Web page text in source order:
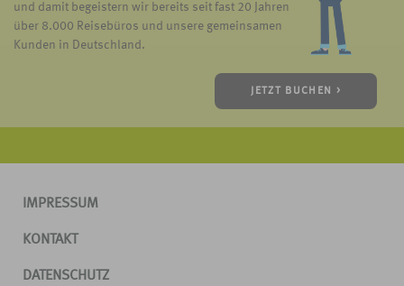
und damit begeistern wir bereits seit fast 20 Jahren
über 8.000 Reisebüros und unsere gemeinsamen
Kunden in Deutschland.
JETZT BUCHEN >
IMPRESSUM
KONTAKT
DATENSCHUTZ